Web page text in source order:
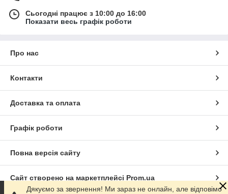
Сьогодні працює з 10:00 до 16:00
Показати весь графік роботи
Про нас
Контакти
Доставка та оплата
Графік роботи
Повна версія сайту
Сайт створено на маркетплейсі Prom.ua
Дякуємо за звернення! Ми зараз не онлайн, але відповімо